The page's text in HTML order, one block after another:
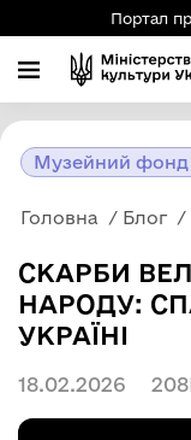
Портал
Музейний фонд
Головна Блог
СКАРБИ
НАРОДУ:
УКРАЇНІ
18.02.2026 208